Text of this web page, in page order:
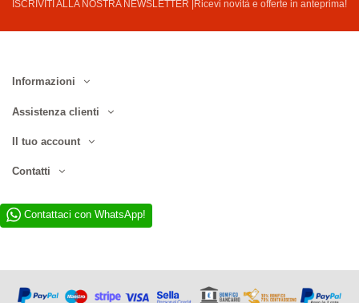
ISCRIVITI ALLA NOSTRA NEWSLETTER |Ricevi novità e offerte in anteprima!
Informazioni
Assistenza clienti
Il tuo account
Contatti
Contattaci con WhatsApp!